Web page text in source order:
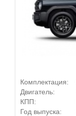
Комплектация:
Двигатель:
КПП:
Год выпуска: